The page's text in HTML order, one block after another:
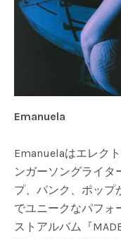
Emanuela
Emanuelaはエレク
ンガーソングライタ
プ、パンク、ポップ
でユニークなパフォ
ストアルバム『